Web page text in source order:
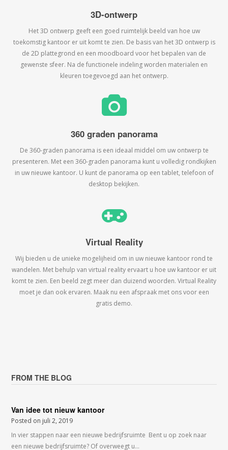
3D-ontwerp
Het 3D ontwerp geeft een goed ruimtelijk beeld van hoe uw
toekomstig kantoor er uit komt te zien. De basis van het 3D ontwerp is
de 2D plattegrond en een moodboard voor het bepalen van de
gewenste sfeer. Na de functionele indeling worden materialen en
kleuren toegevoegd aan het ontwerp.
360 graden panorama
De 360-graden panorama is een ideaal middel om uw ontwerp te
presenteren. Met een 360-graden panorama kunt u volledig rondkijken
in uw nieuwe kantoor. U kunt de panorama op een tablet, telefoon of
desktop bekijken.
Virtual Reality
Wij bieden u de unieke mogelijheid om in uw nieuwe kantoor rond te
wandelen. Met behulp van virtual reality ervaart u hoe uw kantoor er uit
komt te zien. Een beeld zegt meer dan duizend woorden. Virtual Reality
moet je dan ook ervaren. Maak nu een afspraak met ons voor een
gratis demo.
FROM THE BLOG
Van idee tot nieuw kantoor
Posted on juli 2, 2019
In vier stappen naar een nieuwe bedrijfsruimte Bent u op zoek naar
een nieuwe bedrijfsruimte? Of overweegt u…